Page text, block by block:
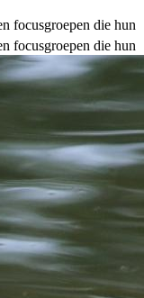
focusgroepen die hun
focusgroepen die hun